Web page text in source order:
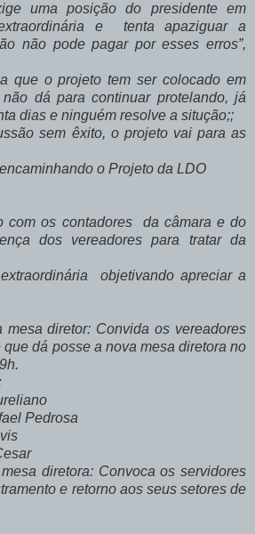
uma posição do presidente em
e tenta apaziguar a
não pode pagar por esses erros”,
que o projeto tem ser colocado em
dá para continuar protelando, já
dias e ninguém resolve a situção;;
sem êxito, o projeto vai para as
encaminhando o Projeto da LDO
com os contadores da câmara e do
dos vereadores para tratar da
objetivando apreciar a
diretor: Convida os vereadores
dá posse a nova mesa diretora no
Pedrosa
Elvis
diretora: Convoca os servidores
e retorno aos seus setores de